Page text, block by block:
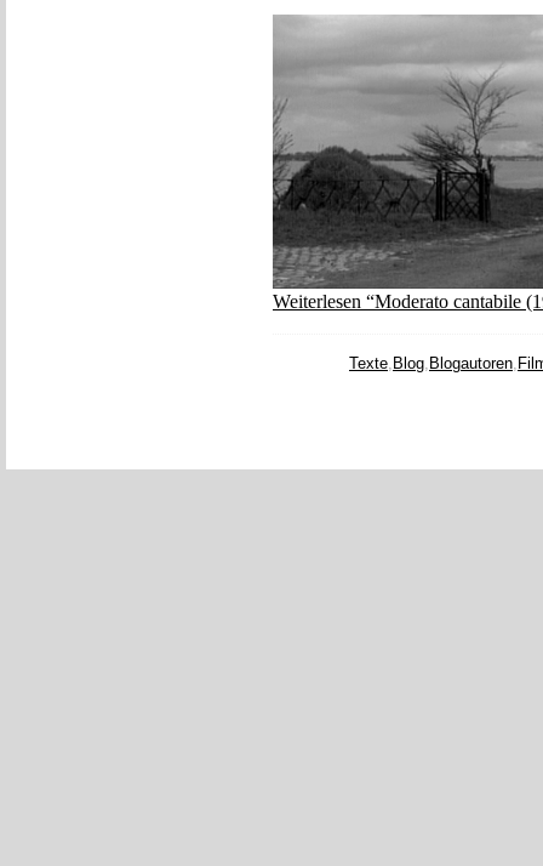
Weiterlesen “Moderato cantabile
Texte, Blog, Blogautoren,